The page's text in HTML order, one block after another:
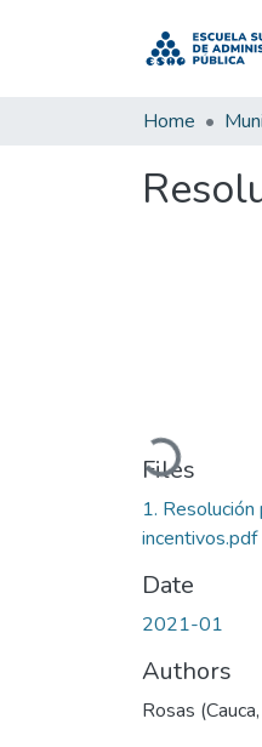
Home
Loading...
Files
1.
incentivos.pdf
Date
2021-01
Authors
Rosas